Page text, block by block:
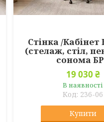
Стінка /Кабінет
(стелаж, стіл,
сонома
19 030 ₴
В наявності
236-06
Купити